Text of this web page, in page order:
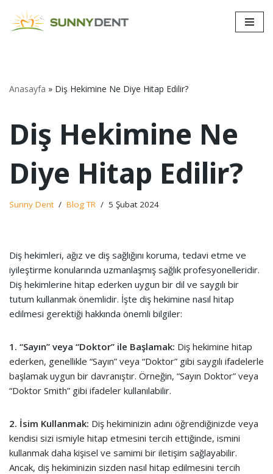
İçeriğe
Anasayfa » Diş Hekimine Ne Diye Hitap Edilir?
Diş Hekimine Ne
Diye Hitap Edilir?
Sunny Dent Blog TR 5 Şubat 2024
Diş hekimleri, ağız ve diş sağlığını koruma, tedavi etme ve
iyileştirme konularında uzmanlaşmış sağlık profesyonelleridir.
Diş hekimlerine hitap ederken uygun bir dil ve saygılı bir
tutum kullanmak önemlidir. İşte diş hekimine nasıl hitap
edilmesi gerektiği hakkında önemli bilgiler:
1. “Sayın” veya “Doktor” ile Başlamak: Diş hekimine hitap
ederken, genellikle “Sayın” veya “Doktor” gibi saygılı ifadelerle
başlamak uygun bir davranıştır. Örneğin, “Sayın Doktor” veya
“Doktor Smith” gibi ifadeler kullanılabilir.
2. İsim Kullanmak: Diş hekiminizin adını öğrendiğinizde veya
kendisi sizi ismiyle hitap etmesini tercih ettiğinde, ismini
kullanmak daha kişisel ve samimi bir iletişim sağlayabilir.
Ancak, diş hekiminizin sizden nasıl hitap edilmesini tercih